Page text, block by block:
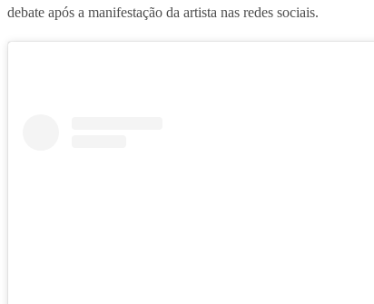
debate após a manifestação da artista nas redes sociais.